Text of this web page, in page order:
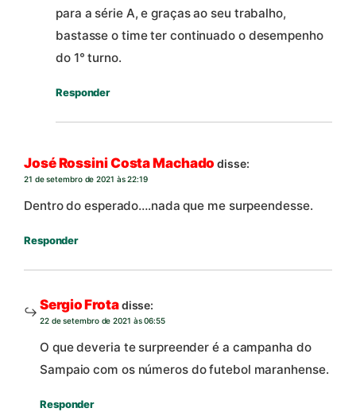
para a série A, e graças ao seu trabalho,
bastasse o time ter continuado o desempenho
do 1° turno.
Responder
José Rossini Costa Machado disse:
21 de setembro de 2021 às 22:19
Dentro do esperado….nada que me surpeendesse.
Responder
Sergio Frotadisse:
22 de setembro de 2021 às 06:55
O que deveria te surpreender é a campanha do
Sampaio com os números do futebol maranhense.
Responder